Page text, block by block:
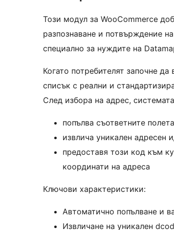
Този модул за WooCommerce
разпознаване и потвърждение
специално за нуждите на
Когато потребителят започне
списък с реални и
След избора на адрес,
попълва съответните
извлича уникален адресен
предоставя този код към
координати на адреса
Ключови характеристики:
Автоматично попълване и
Извличане на уникален